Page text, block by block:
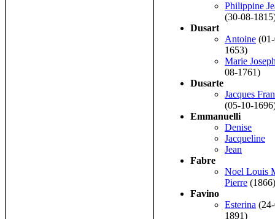
Philippine
(30-08-
Dusart
Antoine
1653)
Marie
08-1761)
Dusarte
Jacques
(05-10-
Emmanuelli
Denise
Jacqueline
Jean
Fabre
Noel Louis
Pierre (1866)
Favino
Esterina
1891)